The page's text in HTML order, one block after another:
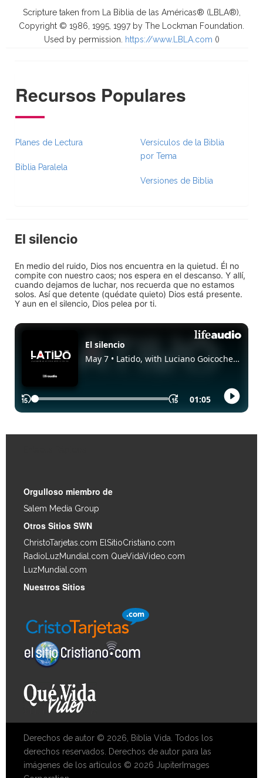
Scripture taken from La Biblia de las Américas® (LBLA®),
Copyright © 1986, 1995, 1997 by The Lockman Foundation.
Used by permission.
https://www.LBLA.com ()
Recursos Populares
Planes de Lectura
Biblia Paralela
Versículos de la Biblia
por Tema
Versiones de Biblia
El silencio
En medio del ruido, Dios nos encuentra en la quietud. Él no
compite con nuestro caos; nos espera en el descanso. Y allí,
cuando dejamos de luchar, nos recuerda que no estamos
solos. Así que detente (quédate quieto) Dios está presente.
Y aun en el silencio, Dios pelea por ti.
Orgulloso miembro de
Salem Media Group
Otros Sitios SWN
ChristoTarjetas.com ElSitioCristiano.com
RadioLuzMundial.com QueVidaVideo.com
LuzMundial.com
Nuestros Sitios
Derechos de autor © 2026, Biblia Vida. Todos los
derechos reservados. Derechos de autor para las
imágenes de los artículos © 2026 JupiterImages